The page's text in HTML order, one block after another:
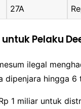
27A
Pelaku
ilegal
dipenjara hingga 6
1 miliar untuk